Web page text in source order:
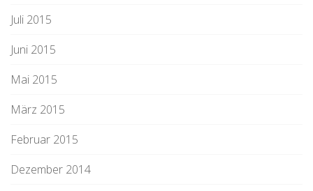
Juli 2015
Juni 2015
Mai 2015
März 2015
Februar 2015
Dezember 2014